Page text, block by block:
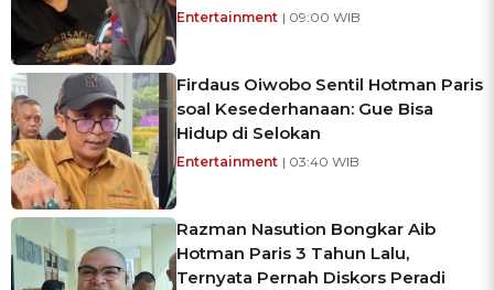
Entertainment | 09:00 WIB
Firdaus Oiwobo Sentil Hotman Paris
soal Kesederhanaan: Gue Bisa
Hidup di Selokan
Entertainment | 03:40 WIB
Razman Nasution Bongkar Aib
Hotman Paris 3 Tahun Lalu,
Ternyata Pernah Diskors Peradi